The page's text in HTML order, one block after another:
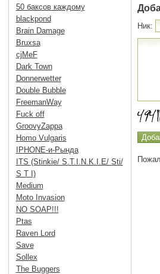
Ник:
50 баксов каждому
blackpond
Brain Damage
Bruxsa
cjMeF
Dark Town
Donnerwetter
Double Bubble
FreemanWay
Fuck off
GroovyZappa
Homo Vulgaris
IPHONE-и-Рында
ITS (Stinkie/ S.T.I.N.K.I.E/ Sti/
S T I)
Medium
Moto Invasion
NO SOAP!!!
Ptas
Raven Lord
Save
Sollex
The Buggers